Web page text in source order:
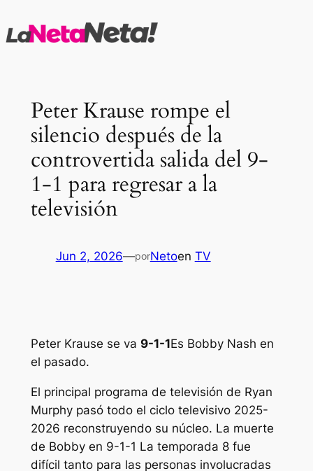
al
Peter Krause rompe el
silencio después de la
controvertida salida del 9-
1-1 para regresar a la
televisión
Jun 2, 2026—porNetoen TV
Peter Krause se va 9-1-1Es Bobby Nash en
el pasado.
El principal programa de televisión de Ryan
Murphy pasó todo el ciclo televisivo 2025-
2026 reconstruyendo su núcleo. La muerte
de Bobby en 9-1-1 La temporada 8 fue
difícil tanto para las personas involucradas